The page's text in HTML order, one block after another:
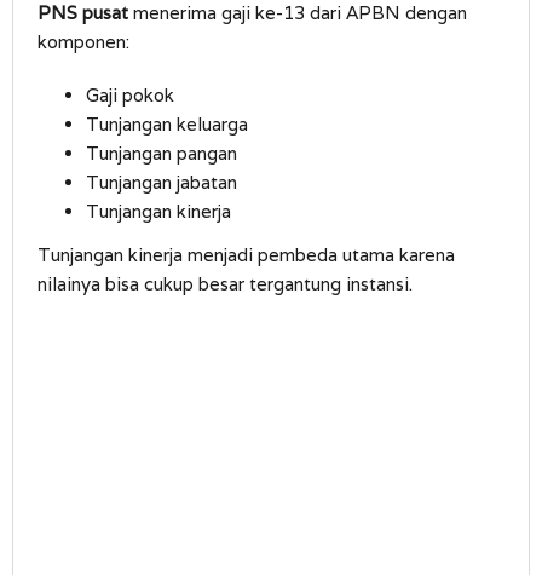
PNS pusat menerima gaji ke-13 dari APBN dengan
komponen:
Gaji pokok
Tunjangan keluarga
Tunjangan pangan
Tunjangan jabatan
Tunjangan kinerja
Tunjangan kinerja menjadi pembeda utama karena
nilainya bisa cukup besar tergantung instansi.